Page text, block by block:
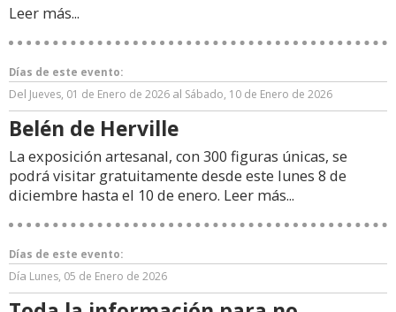
Leer más...
Días de este evento:
Del Jueves, 01 de Enero de 2026 al Sábado, 10 de Enero de 2026
Belén de Herville
La exposición artesanal, con 300 figuras únicas, se
podrá visitar gratuitamente desde este lunes 8 de
diciembre hasta el 10 de enero. Leer más...
Días de este evento:
Día Lunes, 05 de Enero de 2026